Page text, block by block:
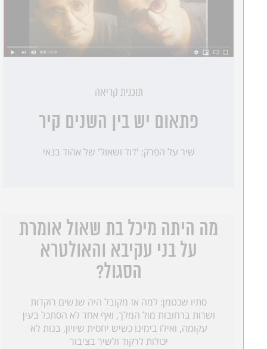
תוכנית קריאה
פתאום יש בין השנים קיר
שיר על הפרק: 'דוד ושאול' של אהוד בנאי
מה היתה מיכל בת שאול אומרת
על בני עקיבא והאולטרא
הסגול?
סתיו שכטמן: למה אז מקובל היה שנשים רוקדות
ושרות ברחובות מול המלך, ואף אחד לא הסתכל בעין
עקומה, ואילו בימינו כשיש יחסית שיויון, בנות לא
יכולות לרקוד ולשיר בציבור